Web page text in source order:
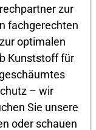
zur
fachgerechten
optimalen
Kunststoff für
– wir
Sie unsere
oder schauen